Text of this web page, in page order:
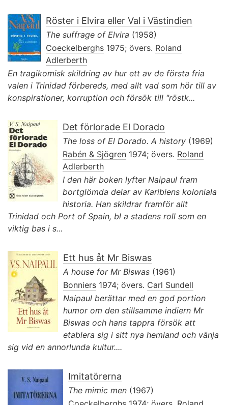
Röster i Elvira eller Val i Västindien
The suffrage of Elvira (1958)
Coeckelberghs 1975; övers. Roland
Adlerberth
En tragikomisk skildring av hur ett av de första fria
valen i Trinidad förbereds, med allt vad som hör till av
konspirationer, korruption och försök till "röstk...
Det förlorade El Dorado
The loss of El Dorado. A history (1969)
Rabén & Sjögren 1974; övers. Roland
Adlerberth
I den här boken lyfter Naipaul fram
bortglömda delar av Karibiens koloniala
historia. Han skildrar framför allt
Trinidad och Port of Spain, bl a stadens roll som en
viktig bas i s...
Ett hus åt Mr Biswas
A house for Mr Biswas (1961)
Bonniers 1974; övers. Carl Sundell
Naipaul berättar med en god portion
humor om den stillsamme indiern Mr
Biswas och hans tappra försök att
etablera sig i sitt nya hemland och vänja
sig vid en annorlunda kultur....
Imitatörerna
The mimic men (1967)